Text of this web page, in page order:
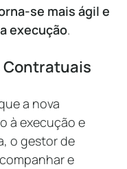
se mais ágil e
execução.
Contratuais
a nova
à execução e
o gestor de
e